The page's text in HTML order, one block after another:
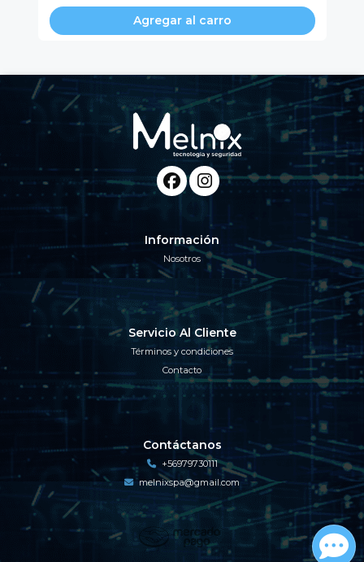
Agregar al carro
Información
Nosotros
Servicio Al Cliente
Términos y condiciones
Contacto
Contáctanos
+56979730111
melnixspa@gmail.com